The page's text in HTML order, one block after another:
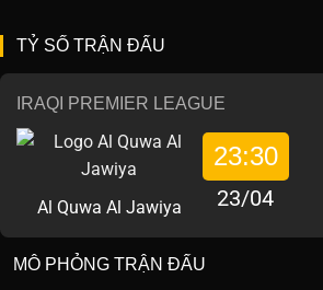
TỶ SỐ TRẬN ĐẤU
IRAQI PREMIER LEAGUE
Al Quwa Al Jawiya
23:30
23/04
MÔ PHỎNG TRẬN ĐẤU